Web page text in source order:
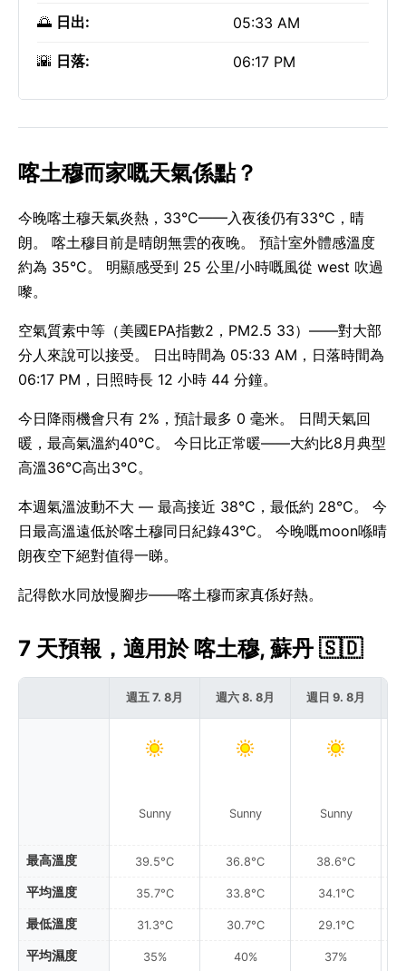
🌅 日出: 05:33 AM
🌇 日落: 06:17 PM
喀土穆而家嘅天氣係點？
今晚喀土穆天氣炎熱，33°C——入夜後仍有33°C，晴
朗。 喀土穆目前是晴朗無雲的夜晚。 預計室外體感溫度
約為 35°C。 明顯感受到 25 公里/小時嘅風從 west 吹過
嚟。
空氣質素中等（美國EPA指數2，PM2.5 33）——對大部
分人來說可以接受。 日出時間為 05:33 AM，日落時間為
06:17 PM，日照時長 12 小時 44 分鐘。
今日降雨機會只有 2%，預計最多 0 毫米。 日間天氣回
暖，最高氣溫約40°C。 今日比正常暖——大約比8月典型
高溫36°C高出3°C。
本週氣溫波動不大 — 最高接近 38°C，最低約 28°C。 今
日最高溫遠低於喀土穆同日紀錄43°C。 今晚嘅moon喺晴
朗夜空下絕對值得一睇。
記得飲水同放慢腳步——喀土穆而家真係好熱。
7 天預報，適用於 喀土穆, 蘇丹 🇸🇩
最高溫度
平均溫度
最低溫度
平均濕度
週五 7. 8月
Sunny
39.5°C
35.7°C
31.3°C
35%
週六 8. 8月
Sunny
36.8°C
33.8°C
30.7°C
40%
週日 9. 8月
Sunny
38.6°C
34.1°C
29.1°C
37%